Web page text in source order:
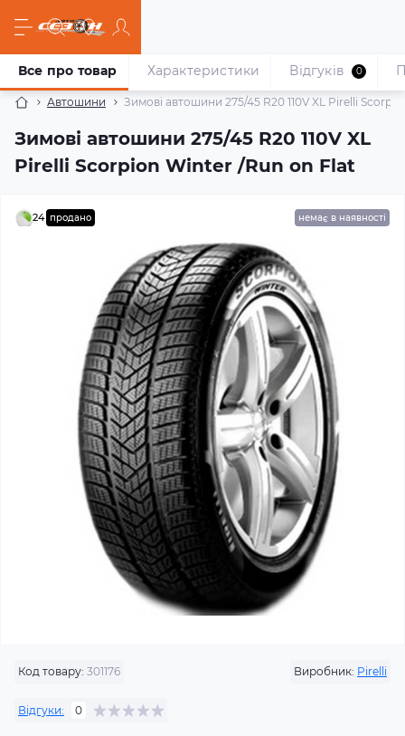
Автошини Зимові автошини 275/45 R20 110V XL Pirelli
Зимові автошини 275/45 R20 110V XL
Pirelli Scorpion Winter /Run on Flat
Все про товар Характеристики Відгуків 0
24 продано немає в наявності
Код товару: 301176 Виробник: Pirelli
Відгуки: 0